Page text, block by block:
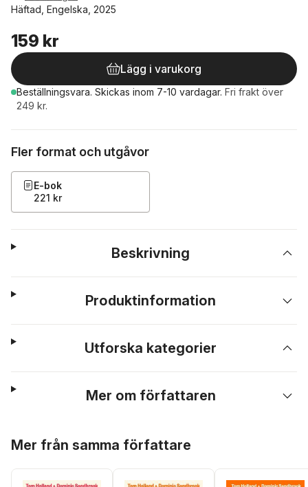
Häftad, Engelska, 2025
159 kr
Lägg i varukorg
Beställningsvara. Skickas inom 7-10 vardagar. Fri frakt över
249 kr.
Fler format och utgåvor
E-bok
221 kr
Beskrivning
Produktinformation
Utforska kategorier
Mer om författaren
Mer från samma författare